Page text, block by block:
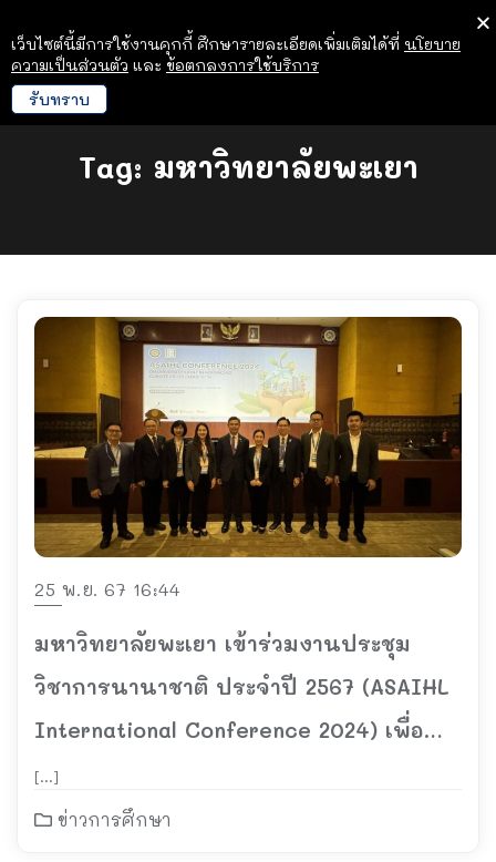
Tag: มหาวิทยาลัยพะเยา
25 พ.ย. 67 16:44
มหาวิทยาลัยพะเยา เข้าร่วมงานประชุม
วิชาการนานาชาติ ประจำปี 2567 (ASAIHL
International Conference 2024) เพื่อ
เดินหน้ามหาวิทยาลัยสีเขียว
[…]
ข่าวการศึกษา
เว็บไซต์นี้มีการใช้งานคุกกี้ ศึกษารายละเอียดเพิ่มเติมได้ที่ นโยบาย
ความเป็นส่วนตัว และ ข้อตกลงการใช้บริการ
รับทราบ